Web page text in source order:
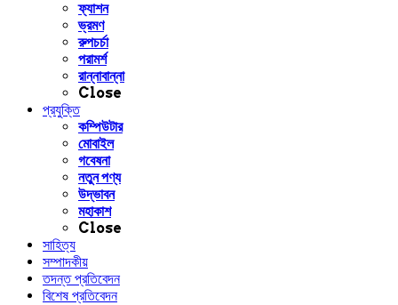
ফ্যাশন
ভ্রমণ
রুপচর্চা
পরামর্শ
রান্নাবান্না
Close
প্রযুক্তি
কম্পিউটার
মোবাইল
গবেষনা
নতুন পণ্য
উদ্ভাবন
মহাকাশ
Close
সাহিত্য
সম্পাদকীয়
তদন্ত প্রতিবেদন
বিশেষ প্রতিবেদন